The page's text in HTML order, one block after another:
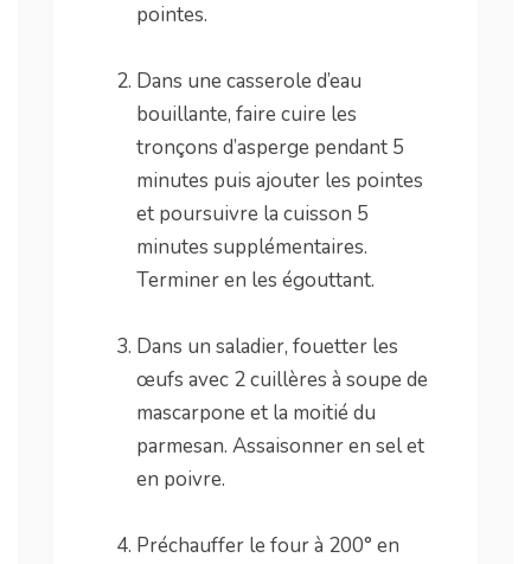
pointes.
Dans une casserole d’eau
bouillante, faire cuire les
tronçons d’asperge pendant 5
minutes puis ajouter les pointes
et poursuivre la cuisson 5
minutes supplémentaires.
Terminer en les égouttant.
Dans un saladier, fouetter les
œufs avec 2 cuillères à soupe de
mascarpone et la moitié du
parmesan. Assaisonner en sel et
en poivre.
Préchauffer le four à 200° en